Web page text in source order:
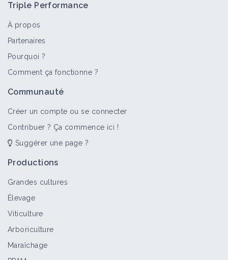
Triple Performance
À propos
Partenaires
Pourquoi ?
Comment ça fonctionne ?
Communauté
Créer un compte ou se connecter
Contribuer ? Ça commence ici !
Suggérer une page ?
Productions
Grandes cultures
Élevage
Viticulture
Arboriculture
Maraîchage